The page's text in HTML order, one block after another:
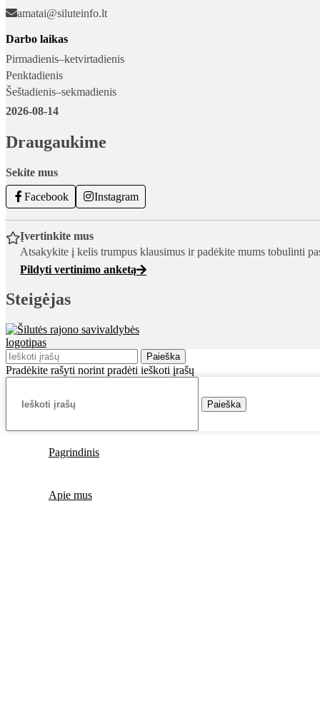
amatai@siluteinfo.lt
Darbo laikas
Pirmadienis–ketvirtadienis
Penktadienis
Šeštadienis–sekmadienis
2026-08-14
Draugaukime
Sekite mus
Facebook
Instagram
Įvertinkite mus
Atsakykite į kelis trumpus klausimus ir padėkite mums tobulinti
Pildyti vertinimo anketą
Steigėjas
Paieška
Pradėkite rašyti norint pradėti ieškoti įrašų
Paieška
Pagrindinis
Apie mus